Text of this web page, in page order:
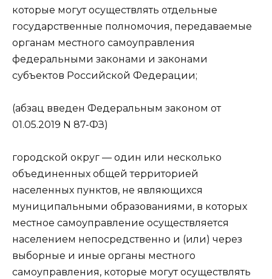
которые могут осуществлять отдельные
государственные полномочия, передаваемые
органам местного самоуправления
федеральными законами и законами
субъектов Российской Федерации;
(абзац введен Федеральным законом от
01.05.2019 N 87-ФЗ)
городской округ — один или несколько
объединенных общей территорией
населенных пунктов, не являющихся
муниципальными образованиями, в которых
местное самоуправление осуществляется
населением непосредственно и (или) через
выборные и иные органы местного
самоуправления, которые могут осуществлять